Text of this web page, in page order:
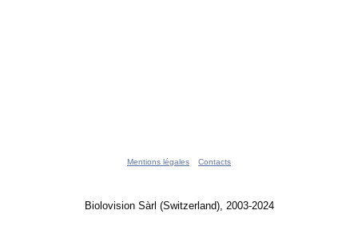
Mentions légales Contacts
Biolovision Sàrl (Switzerland), 2003-2024